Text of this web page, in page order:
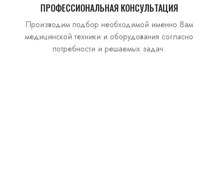
ПРОФЕССИОНАЛЬНАЯ КОНСУЛЬТАЦИЯ
Производим подбор необходимой именно Вам
медицинской техники и оборудования согласно
потребности и решаемых задач.